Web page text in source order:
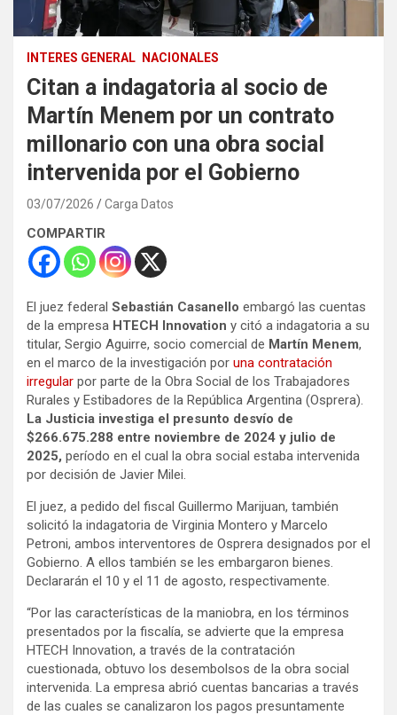
INTERES GENERAL NACIONALES
Citan a indagatoria al socio de
Martín Menem por un contrato
millonario con una obra social
intervenida por el Gobierno
03/07/2026 Carga Datos
COMPARTIR
El juez federal Sebastián Casanello embargó las cuentas
de la empresa HTECH Innovation y citó a indagatoria a su
titular, Sergio Aguirre, socio comercial de Martín Menem,
en el marco de la investigación por una contratación
irregular por parte de la Obra Social de los Trabajadores
Rurales y Estibadores de la República Argentina (Osprera).
La Justicia investiga el presunto desvío de
$266.675.288 entre noviembre de 2024 y julio de
2025, período en el cual la obra social estaba intervenida
por decisión de Javier Milei.
El juez, a pedido del fiscal Guillermo Marijuan, también
solicitó la indagatoria de Virginia Montero y Marcelo
Petroni, ambos interventores de Osprera designados por el
Gobierno. A ellos también se les embargaron bienes.
Declararán el 10 y el 11 de agosto, respectivamente.
“Por las características de la maniobra, en los términos
presentados por la fiscalía, se advierte que la empresa
HTECH Innovation, a través de la contratación
cuestionada, obtuvo los desembolsos de la obra social
intervenida. La empresa abrió cuentas bancarias a través
de las cuales se canalizaron los pagos presuntamente